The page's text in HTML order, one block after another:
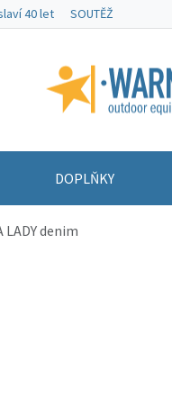
40 let SOUTĚŽ
Warmpeace
DOPLŇKY
LADY denim